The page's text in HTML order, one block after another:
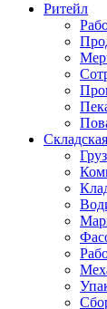
Ритейл